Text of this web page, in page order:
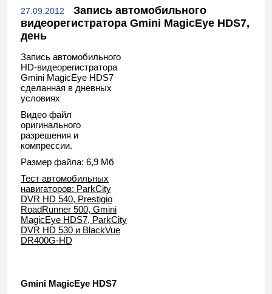
27.09.2012
Запись автомобильного
видеорегистратора Gmini MagicEye HDS7,
день
Запись автомобильного
HD-видеорегистратора
Gmini MagicEye HDS7
сделанная в дневных
условиях
Видео файл
оригинального
разрешения и
компрессии.
Размер файла: 6,9 Мб
Тест автомобильных
навигаторов: ParkCity
DVR HD 540, Prestigio
RoadRunner 500, Gmini
MagicEye HDS7, ParkCity
DVR HD 530 и BlackVue
DR400G-HD
Gmini MagicEye HDS7